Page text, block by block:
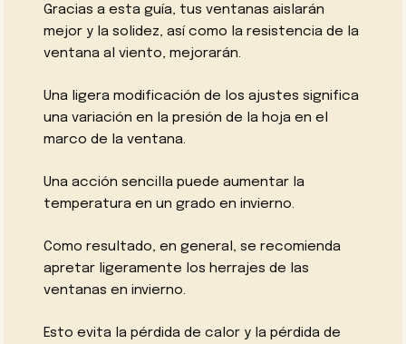
Gracias a esta guía, tus ventanas aislarán
mejor y la solidez, así como la resistencia de la
ventana al viento, mejorarán.
Una ligera modificación de los ajustes significa
una variación en la presión de la hoja en el
marco de la ventana.
Una acción sencilla puede aumentar la
temperatura en un grado en invierno.
Como resultado, en general, se recomienda
apretar ligeramente los herrajes de las
ventanas en invierno.
Esto evita la pérdida de calor y la pérdida de